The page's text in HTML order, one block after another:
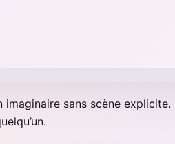
imaginaire sans scène